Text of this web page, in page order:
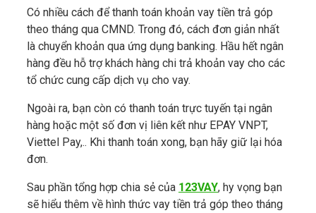
Có nhiều cách để thanh toán khoản vay tiền trả góp
theo tháng qua CMND. Trong đó, cách đơn giản nhất
là chuyển khoản qua ứng dụng banking. Hầu hết ngân
hàng đều hỗ trợ khách hàng chi trả khoản vay cho các
tổ chức cung cấp dịch vụ cho vay.
Ngoài ra, bạn còn có thanh toán trực tuyến tại ngân
hàng hoặc một số đơn vị liên kết như EPAY VNPT,
Viettel Pay,.. Khi thanh toán xong, bạn hãy giữ lại hóa
đơn.
Sau phần tổng hợp chia sẻ của 123VAY, hy vọng bạn
sẽ hiểu thêm về hình thức vay tiền trả góp theo tháng